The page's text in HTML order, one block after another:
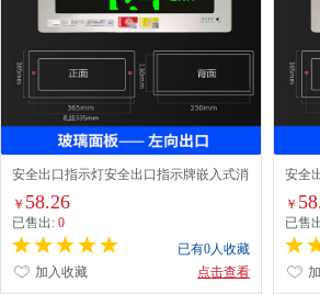
安全出口指示灯安全出口指示牌嵌入式消
防应急嵌墙逃生停电指示灯暗装疏散标志
灯 嵌入式-360【左向】不带底盒
￥ 58.26
已售出: 0
已有0人收藏
点击查看
加入收藏
安全
防
灯 嵌
￥
已售